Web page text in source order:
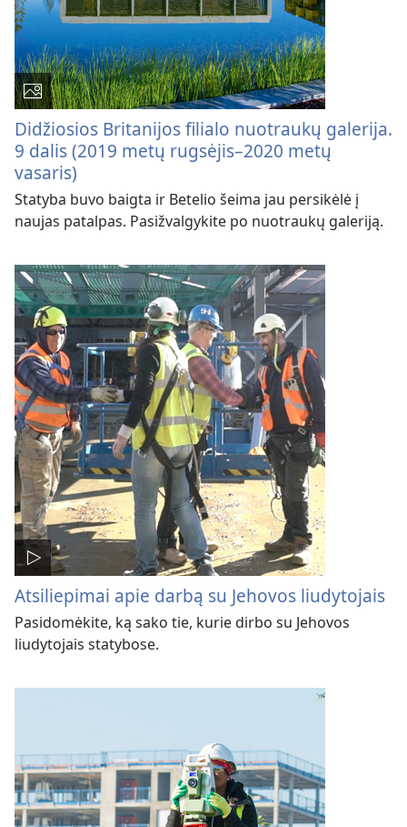
Didžiosios Britanijos filialo nuotraukų galerija.
9 dalis (2019 metų rugsėjis–2020 metų
vasaris)
Statyba buvo baigta ir Betelio šeima jau persikėlė į
naujas patalpas. Pasižvalgykite po nuotraukų galeriją.
Atsiliepimai apie darbą su Jehovos liudytojais
Pasidomėkite, ką sako tie, kurie dirbo su Jehovos
liudytojais statybose.